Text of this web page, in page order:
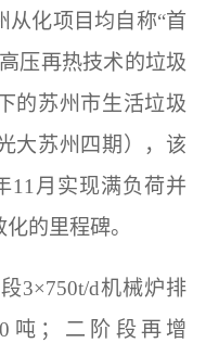
从化项目均自称“首
压再热技术的垃圾
的苏州市生活垃圾
大苏州四期），该
11月实现满负荷并
的里程碑。
3×750t/d机械炉排
吨；二阶段再增